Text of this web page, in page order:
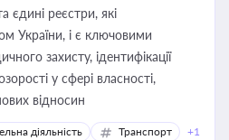
єдині реєстри, які
України, і є ключовими
захисту, ідентифікації
у сфері власності,
відносин
діяльність Транспорт +1